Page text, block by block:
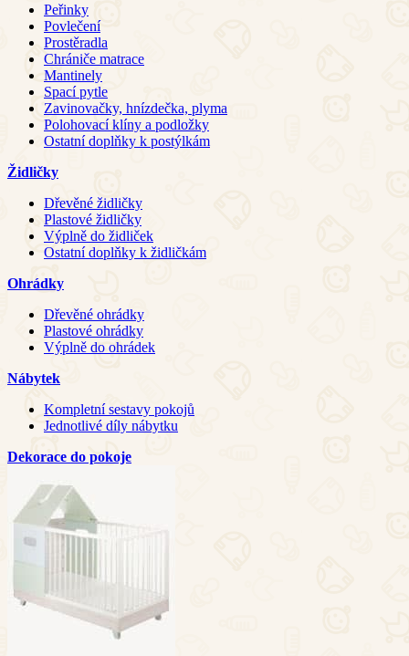
Peřinky
Povlečení
Prostěradla
Chrániče matrace
Mantinely
Spací pytle
Zavinovačky, hnízdečka, plyma
Polohovací klíny a podložky
Ostatní doplňky k postýlkám
Židličky
Dřevěné židličky
Plastové židličky
Výplně do židliček
Ostatní doplňky k židličkám
Ohrádky
Dřevěné ohrádky
Plastové ohrádky
Výplně do ohrádek
Nábytek
Kompletní sestavy pokojů
Jednotlivé díly nábytku
Dekorace do pokoje